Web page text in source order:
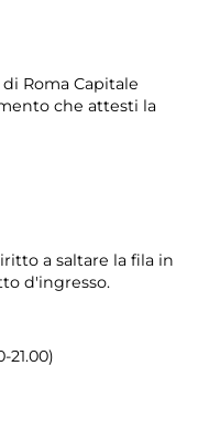
Roma Capitale
che attesti la
a saltare la fila in
d'ingresso.